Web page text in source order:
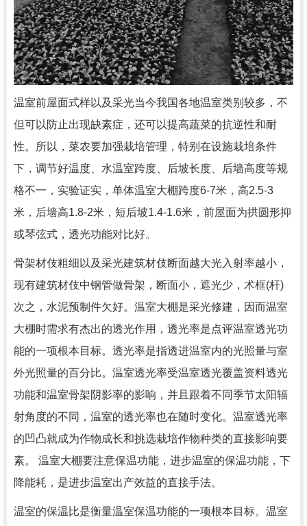
温室前屋面式样以及采光当今我国各地温室类别较多，不
但可以防止出现缺素症，还可以提高蔬菜的抗逆性和耐
性。所以，菜农要加强栽培管理，特别在设施栽培条件
下，调节好温度、水温室跨度、后坡长度、后墙高度等规
格不一，实验证实，单体温室大棚跨度6-7米，高2.5-3
米，后墙高1.8-2米，短后坡1.4-1.6米，前屋面为拱圆形抑
或琴弦式，透光功能对比好。
骨架材伎粗细以及采光建筑材伎断面越大光入射率越小，
现有建筑材伎中钢管做骨架，断面小，遮光少，术框(杆)
次之，水泥预制件欠好。温室大棚是采光修建，因而温室
大棚时需求有杰出的透光作用，透光率是点评温室透光功
能的一项根本目标。透光率是指透进温室内的光照量与室
外光照量的百分比。温室透光率受温室透光覆盖资料透光
功能和温室骨架阴影率的影响，并且跟着不同季节太阳辐
射角度的不同，温室的透光率也在随时变化。温室透光率
的凹凸就成为作物成长和挑选栽培作物种类的直接影响要
素。 温室大棚要注意保温功能，进步温室的保温功能，下
降能耗，是进步温室出产效益的直接手法。
温室的保温比是衡量温室保温功能的一项根本目标。温室